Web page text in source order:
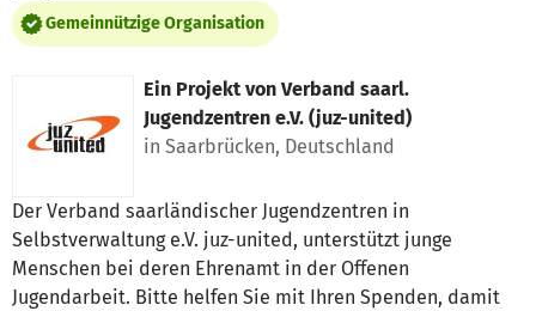
Gemeinnützige Organisation
Ein Projekt von Verband saarl.
Jugendzentren e.V. (juz-united)
in Saarbrücken, Deutschland
Der Verband saarländischer Jugendzentren in
Selbstverwaltung e.V. juz-united, unterstützt junge
Menschen bei deren Ehrenamt in der Offenen
Jugendarbeit. Bitte helfen Sie mit Ihren Spenden, damit